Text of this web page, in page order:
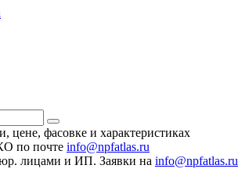
цене, фасовке и характеристиках
по почте info@npfatlas.ru
юр. лицами и ИП. Заявки на info@npfatlas.ru